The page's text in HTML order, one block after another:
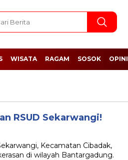
WISATA RAGAM SOSOK OPINI
RSUD Sekarwangi!
Kecamatan Cibadak,
di wilayah Bantargadung.